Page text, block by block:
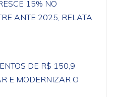
15% NO
ANTE 2025, RELATA
DE R$ 150,9
E MODERNIZAR O